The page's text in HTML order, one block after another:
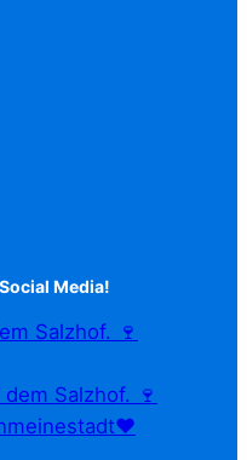
Media!
Salzhof. 🍷